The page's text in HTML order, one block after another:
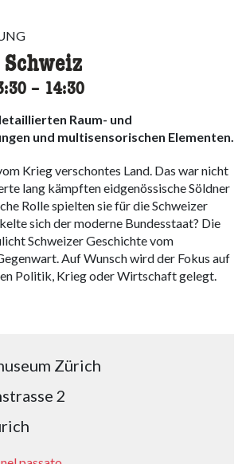
accessibility.time_to
– 14:30
Raum- und
und multisensorischen Elementen.
Krieg verschontes Land. Das war nicht
lang kämpften eidgenössische Söldner
Rolle spielten sie für die Schweizer
sich der moderne Bundesstaat? Die
Schweizer Geschichte vom
Auf Wunsch wird der Fokus auf
Politik, Krieg oder Wirtschaft gelegt.
Zürich
2